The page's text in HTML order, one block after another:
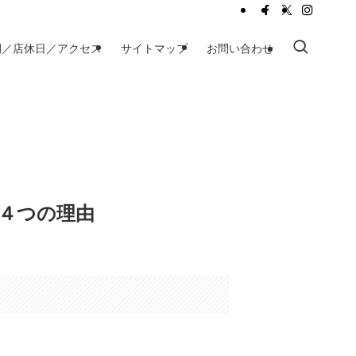
店休日／アクセス サイトマップ お問い合わせ
つの理由